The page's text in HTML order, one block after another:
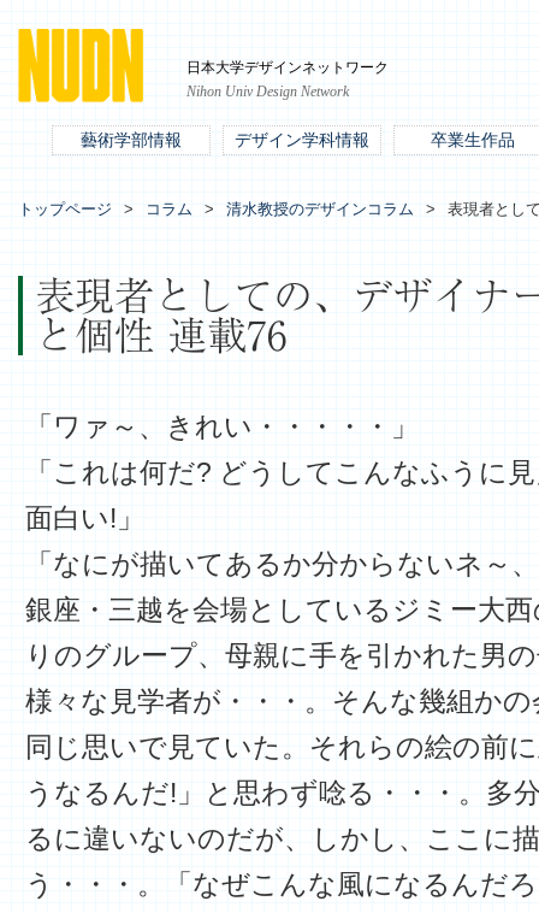
日本大学デザインネットワーク
Nihon Univ Design Network
藝術学部情報 デザイン学科情報 卒業生作品
トップページ コラム 清水教授のデザインコラム 表現者とし
表現者としての、デザイナ
と個性 連載76
「ワァ～、きれい・・・・・」
「これは何だ? どうしてこんなふうに
面白い!」
「なにが描いてあるか分からないネ～
銀座・三越を会場としているジミー大
りのグループ、母親に手を引かれた男
様々な見学者が・・・。そんな幾組か
同じ思いで見ていた。それらの絵の前
うなるんだ!」と思わず唸る・・・。多
るに違いないのだが、しかし、ここに
う・・・。「なぜこんな風になるんだ